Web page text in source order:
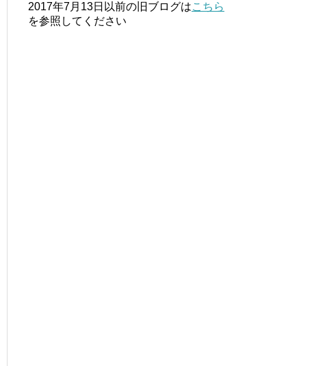
2017年7月13日以前の旧ブログはこちら
を参照してください